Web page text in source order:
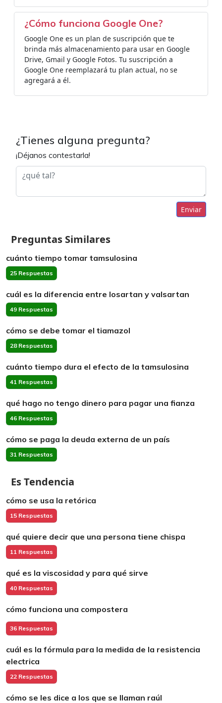
¿Cómo funciona Google One?
Google One es un plan de suscripción que te
brinda más almacenamiento para usar en Google
Drive, Gmail y Google Fotos. Tu suscripción a
Google One reemplazará tu plan actual, no se
agregará a él.
¿Tienes alguna pregunta?
¡Déjanos contestarla!
Enviar
Preguntas Similares
cuánto tiempo tomar tamsulosina
25 Respuestas
cuál es la diferencia entre losartan y valsartan
49 Respuestas
cómo se debe tomar el tiamazol
28 Respuestas
cuánto tiempo dura el efecto de la tamsulosina
41 Respuestas
qué hago no tengo dinero para pagar una fianza
46 Respuestas
cómo se paga la deuda externa de un país
31 Respuestas
Es Tendencia
cómo se usa la retórica
15 Respuestas
qué quiere decir que una persona tiene chispa
11 Respuestas
qué es la viscosidad y para qué sirve
40 Respuestas
cómo funciona una compostera
36 Respuestas
cuál es la fórmula para la medida de la resistencia
electrica
22 Respuestas
cómo se les dice a los que se llaman raúl